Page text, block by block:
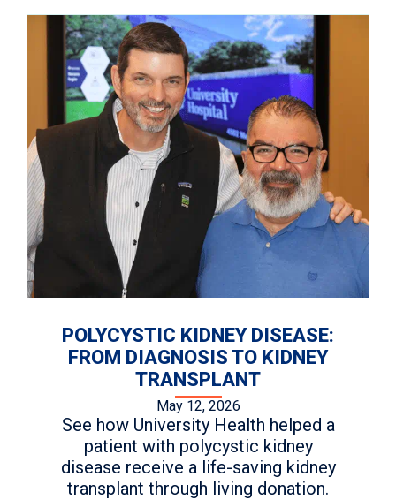
POLYCYSTIC KIDNEY DISEASE:
FROM DIAGNOSIS TO KIDNEY
TRANSPLANT
May 12, 2026
See how University Health helped a
patient with polycystic kidney
disease receive a life-saving kidney
transplant through living donation.